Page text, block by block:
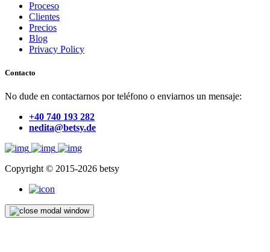
Proceso
Clientes
Precios
Blog
Privacy Policy
Contacto
No dude en contactarnos por teléfono o enviarnos un mensaje:
+40 740 193 282
nedita@betsy.de
Copyright © 2015-2026 betsy